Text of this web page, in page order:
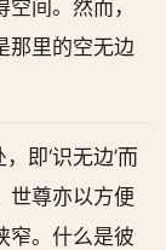
间。然而，
那里的空无边
即‘识无边’而
世尊亦以方便
窄。什么是彼